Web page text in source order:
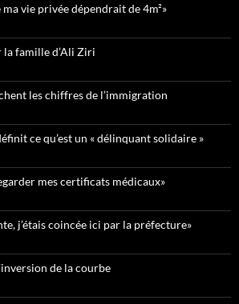
ma vie privée dépendrait de 4m²»
famille d’Ali Ziri
les chiffres de l’immigration
ce qu’est un « délinquant solidaire »
mes certificats médicaux»
j’étais coincée ici par la préfecture»
de la courbe